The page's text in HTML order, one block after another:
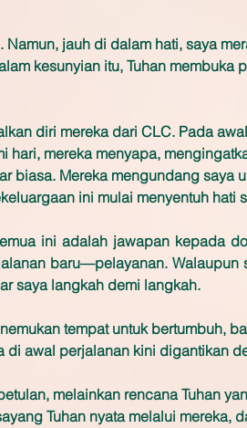
jauh di dalam hati, saya
kesunyian itu, Tuhan membuka
diri mereka dari CLC. Pada
hari, mereka menyapa,
biasa. Mereka mengundang saya
ini mulai menyentuh hati
ini adalah jawapan kepada
baru—pelayanan.
saya langkah demi langkah.
tempat untuk bertumbuh,
di awal perjalanan kini digantikan
melainkan rencana Tuhan
Tuhan nyata melalui mereka,